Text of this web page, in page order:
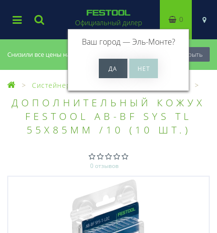
Снизили все цены на 20%, успей купить! Закрыть
Официальный дилер
Ваш город —Эль-Монте?
0
Систейнеры
ДОПОЛНИТЕЛЬНЫЙ КОЖУX
FESTOOL AB-BF SYS TL
55X85MM /10 (10 ШТ.)
0 отзывов